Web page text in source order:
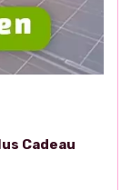
Cadeau